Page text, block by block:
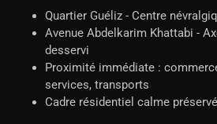
Quartier Guéliz - Centre
Avenue Abdelkarim Khattabi -
desservi
Proximité immédiate :
services, transports
Cadre résidentiel calme